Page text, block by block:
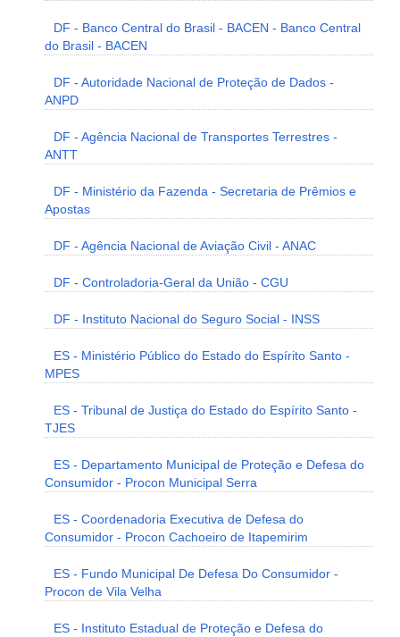
DF - Banco Central do Brasil - BACEN - Banco Central
do Brasil - BACEN
DF - Autoridade Nacional de Proteção de Dados -
ANPD
DF - Agência Nacional de Transportes Terrestres -
ANTT
DF - Ministério da Fazenda - Secretaria de Prêmios e
Apostas
DF - Agência Nacional de Aviação Civil - ANAC
DF - Controladoria-Geral da União - CGU
DF - Instituto Nacional do Seguro Social - INSS
ES - Ministério Público do Estado do Espírito Santo -
MPES
ES - Tribunal de Justiça do Estado do Espírito Santo -
TJES
ES - Departamento Municipal de Proteção e Defesa do
Consumidor - Procon Municipal Serra
ES - Coordenadoria Executiva de Defesa do
Consumidor - Procon Cachoeiro de Itapemirim
ES - Fundo Municipal De Defesa Do Consumidor -
Procon de Vila Velha
ES - Instituto Estadual de Proteção e Defesa do